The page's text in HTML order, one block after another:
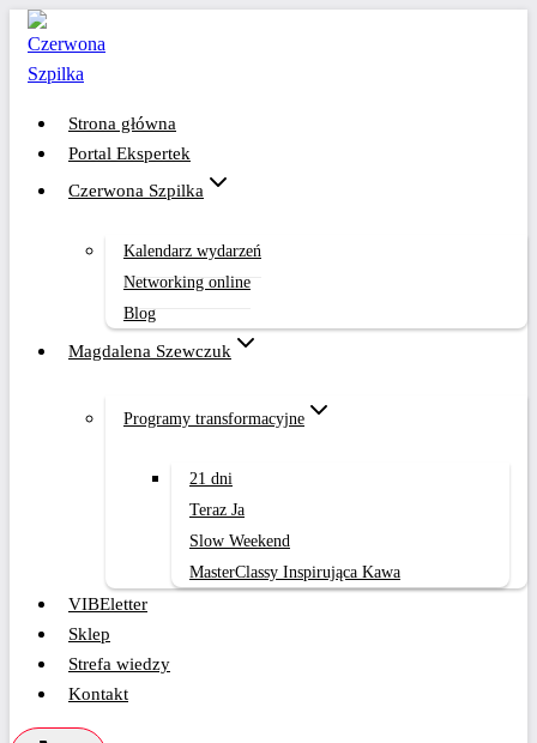
Przejdź
treści
Strona główna
Portal Ekspertek
Czerwona Szpilka
Kalendarz wydarzeń
Networking online
Blog
Magdalena Szewczuk
Programy transformacyjne
21 dni
Teraz Ja
Slow Weekend
MasterClassy Inspirująca Kawa
VIBEletter
Sklep
Strefa wiedzy
Kontakt